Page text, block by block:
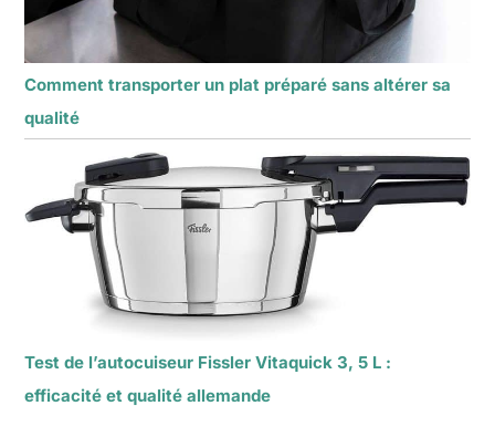
Comment transporter un plat préparé sans altérer sa
qualité
Test de l’autocuiseur Fissler Vitaquick 3, 5 L :
efficacité et qualité allemande